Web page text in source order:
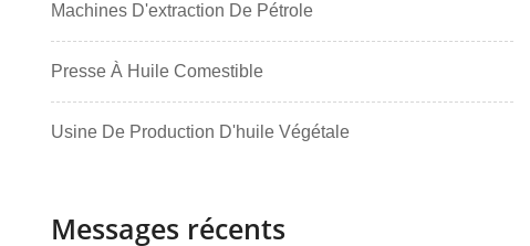
Machines D'extraction De Pétrole
Presse À Huile Comestible
Usine De Production D'huile Végétale
Messages récents